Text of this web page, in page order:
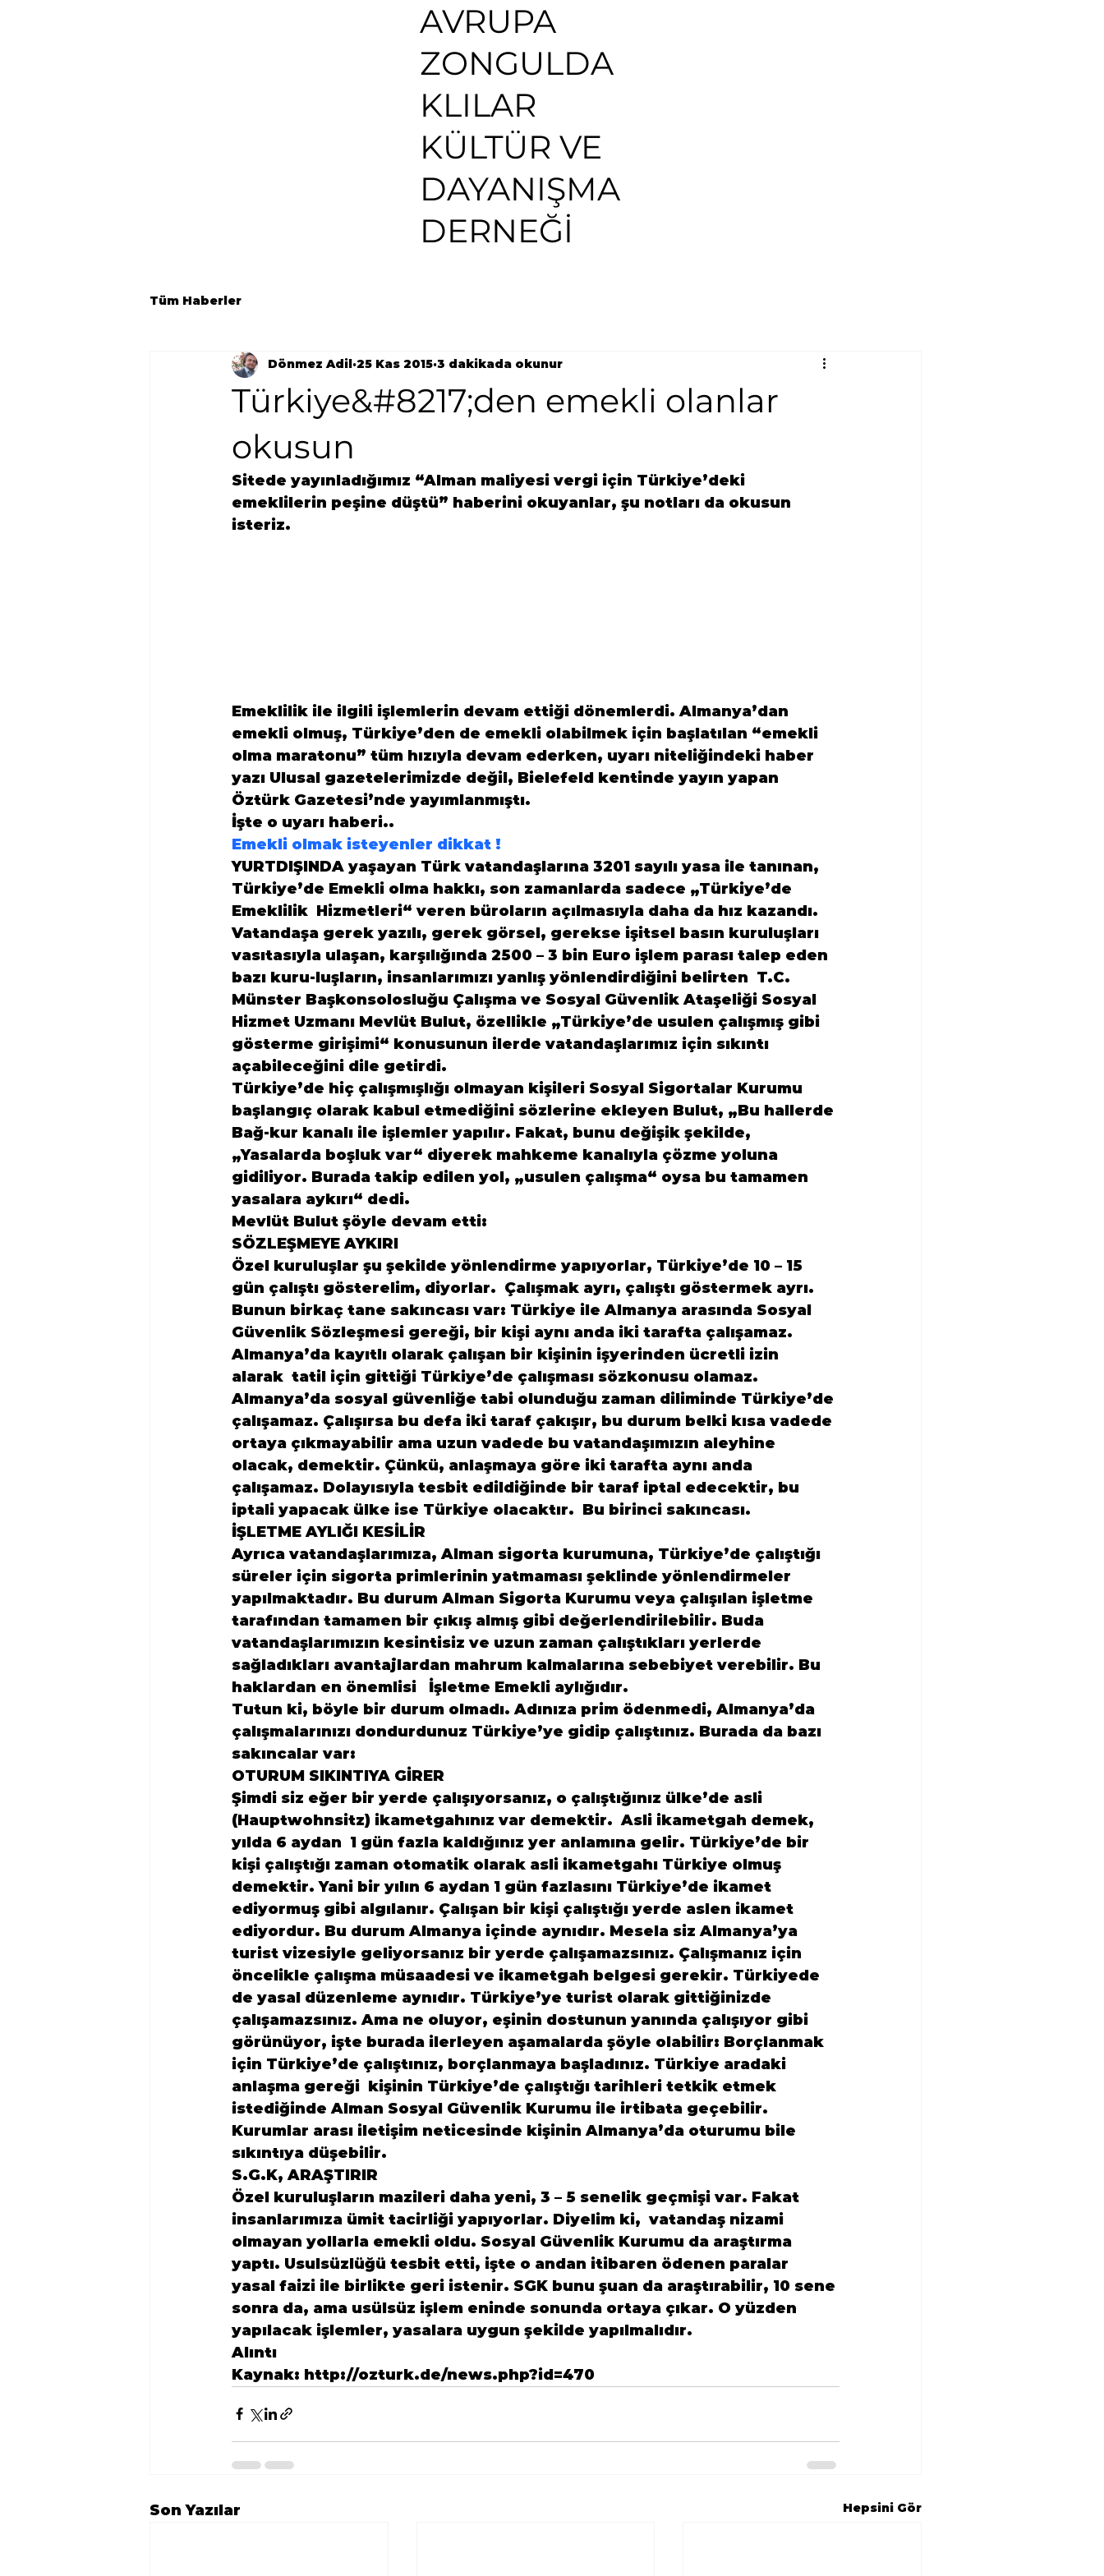
AVRUPA
ZONGULDA
KLILAR
KÜLTÜR VE
DAYANIŞMA
DERNEĞİ
Tüm Haberler
Türkiye&#8217;den emekli olanlar
okusun
Dönmez Adil 25 Kas 2015 3 dakikada okunur
Sitede yayınladığımız “Alman maliyesi vergi için Türkiye’deki
emeklilerin peşine düştü” haberini okuyanlar, şu notları da okusun
isteriz.
Emeklilik ile ilgili işlemlerin devam ettiği dönemlerdi. Almanya’dan
emekli olmuş, Türkiye’den de emekli olabilmek için başlatılan “emekli
olma maratonu” tüm hızıyla devam ederken, uyarı niteliğindeki haber
yazı Ulusal gazetelerimizde değil, Bielefeld kentinde yayın yapan
Öztürk Gazetesi’nde yayımlanmıştı.
İşte o uyarı haberi..
Emekli olmak isteyenler dikkat !
YURTDIŞINDA yaşayan Türk vatandaşlarına 3201 sayılı yasa ile tanınan,
Türkiye’de Emekli olma hakkı, son zamanlarda sadece „Türkiye’de
Emeklilik  Hizmetleri“ veren büroların açılmasıyla daha da hız kazandı.
Vatandaşa gerek yazılı, gerek görsel, gerekse işitsel basın kuruluşları
vasıtasıyla ulaşan, karşılığında 2500 – 3 bin Euro işlem parası talep eden
bazı kuru-luşların, insanlarımızı yanlış yönlendirdiğini belirten  T.C.
Münster Başkonsolosluğu Çalışma ve Sosyal Güvenlik Ataşeliği Sosyal
Hizmet Uzmanı Mevlüt Bulut, özellikle „Türkiye’de usulen çalışmış gibi
gösterme girişimi“ konusunun ilerde vatandaşlarımız için sıkıntı
açabileceğini dile getirdi.
Türkiye’de hiç çalışmışlığı olmayan kişileri Sosyal Sigortalar Kurumu
başlangıç olarak kabul etmediğini sözlerine ekleyen Bulut, „Bu hallerde
Bağ-kur kanalı ile işlemler yapılır. Fakat, bunu değişik şekilde,
„Yasalarda boşluk var“ diyerek mahkeme kanalıyla çözme yoluna
gidiliyor. Burada takip edilen yol, „usulen çalışma“ oysa bu tamamen
yasalara aykırı“ dedi.
Mevlüt Bulut şöyle devam etti:
SÖZLEŞMEYE AYKIRI
Özel kuruluşlar şu şekilde yönlendirme yapıyorlar, Türkiye’de 10 – 15
gün çalıştı gösterelim, diyorlar.  Çalışmak ayrı, çalıştı göstermek ayrı.
Bunun birkaç tane sakıncası var: Türkiye ile Almanya arasında Sosyal
Güvenlik Sözleşmesi gereği, bir kişi aynı anda iki tarafta çalışamaz.
Almanya’da kayıtlı olarak çalışan bir kişinin işyerinden ücretli izin
alarak  tatil için gittiği Türkiye’de çalışması sözkonusu olamaz.
Almanya’da sosyal güvenliğe tabi olunduğu zaman diliminde Türkiye’de
çalışamaz. Çalışırsa bu defa iki taraf çakışır, bu durum belki kısa vadede
ortaya çıkmayabilir ama uzun vadede bu vatandaşımızın aleyhine
olacak, demektir. Çünkü, anlaşmaya göre iki tarafta aynı anda
çalışamaz. Dolayısıyla tesbit edildiğinde bir taraf iptal edecektir, bu
iptali yapacak ülke ise Türkiye olacaktır.  Bu birinci sakıncası.
İŞLETME AYLIĞI KESİLİR
Ayrıca vatandaşlarımıza, Alman sigorta kurumuna, Türkiye’de çalıştığı
süreler için sigorta primlerinin yatmaması şeklinde yönlendirmeler
yapılmaktadır. Bu durum Alman Sigorta Kurumu veya çalışılan işletme
tarafından tamamen bir çıkış almış gibi değerlendirilebilir. Buda
vatandaşlarımızın kesintisiz ve uzun zaman çalıştıkları yerlerde
sağladıkları avantajlardan mahrum kalmalarına sebebiyet verebilir. Bu
haklardan en önemlisi   İşletme Emekli aylığıdır.
Tutun ki, böyle bir durum olmadı. Adınıza prim ödenmedi, Almanya’da
çalışmalarınızı dondurdunuz Türkiye’ye gidip çalıştınız. Burada da bazı
sakıncalar var:
OTURUM SIKINTIYA GİRER
Şimdi siz eğer bir yerde çalışıyorsanız, o çalıştığınız ülke’de asli
(Hauptwohnsitz) ikametgahınız var demektir.  Asli ikametgah demek,
yılda 6 aydan  1 gün fazla kaldığınız yer anlamına gelir. Türkiye’de bir
kişi çalıştığı zaman otomatik olarak asli ikametgahı Türkiye olmuş
demektir. Yani bir yılın 6 aydan 1 gün fazlasını Türkiye’de ikamet
ediyormuş gibi algılanır. Çalışan bir kişi çalıştığı yerde aslen ikamet
ediyordur. Bu durum Almanya içinde aynıdır. Mesela siz Almanya’ya
turist vizesiyle geliyorsanız bir yerde çalışamazsınız. Çalışmanız için
öncelikle çalışma müsaadesi ve ikametgah belgesi gerekir. Türkiyede
de yasal düzenleme aynıdır. Türkiye’ye turist olarak gittiğinizde
çalışamazsınız. Ama ne oluyor, eşinin dostunun yanında çalışıyor gibi
görünüyor, işte burada ilerleyen aşamalarda şöyle olabilir: Borçlanmak
için Türkiye’de çalıştınız, borçlanmaya başladınız. Türkiye aradaki
anlaşma gereği  kişinin Türkiye’de çalıştığı tarihleri tetkik etmek
istediğinde Alman Sosyal Güvenlik Kurumu ile irtibata geçebilir.
Kurumlar arası iletişim neticesinde kişinin Almanya’da oturumu bile
sıkıntıya düşebilir.
S.G.K, ARAŞTIRIR
Özel kuruluşların mazileri daha yeni, 3 – 5 senelik geçmişi var. Fakat
insanlarımıza ümit tacirliği yapıyorlar. Diyelim ki,  vatandaş nizami
olmayan yollarla emekli oldu. Sosyal Güvenlik Kurumu da araştırma
yaptı. Usulsüzlüğü tesbit etti, işte o andan itibaren ödenen paralar
yasal faizi ile birlikte geri istenir. SGK bunu şuan da araştırabilir, 10 sene
sonra da, ama usülsüz işlem eninde sonunda ortaya çıkar. O yüzden
yapılacak işlemler, yasalara uygun şekilde yapılmalıdır.
Alıntı
Kaynak: http://ozturk.de/news.php?id=470
Son Yazılar Hepsini Gör